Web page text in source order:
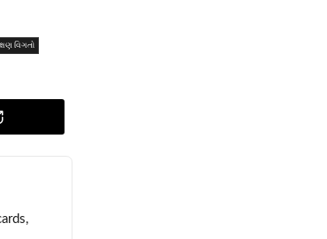
વિગતો